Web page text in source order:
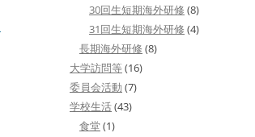
30回生短期海外研修 (8)
31回生短期海外研修 (4)
長期海外研修 (8)
大学訪問等(16)
委員会活動 (7)
学校生活(43)
食堂(1)